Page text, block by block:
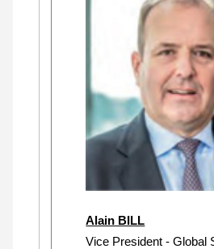
Alain BILL
Vice President - Global